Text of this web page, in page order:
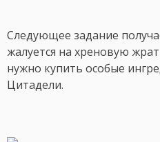
Следующее задание
жалуется на хреновую
нужно купить особые
Цитадели.